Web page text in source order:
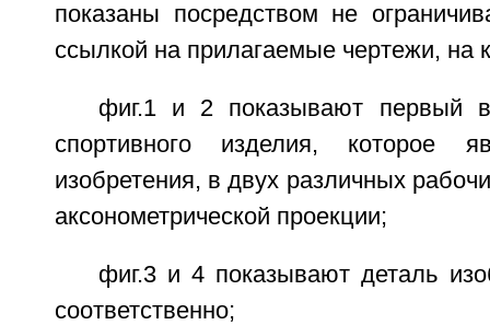
показаны посредством не
ссылкой на прилагаемые чертежи, на
фиг.1 и 2 показывают первый
спортивного изделия, которое
изобретения, в двух различных
аксонометрической проекции;
фиг.3 и 4 показывают деталь
соответственно;